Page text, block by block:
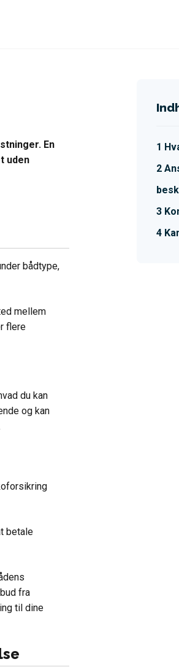
En
uden
bådtype,
mellem
flere
du kan
og kan
betale
fra
til dine